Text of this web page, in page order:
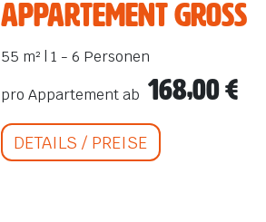
Appartement GROSS
55 m² | 1 - 6 Personen
pro Appartement ab 168,00 €
DETAILS / PREISE